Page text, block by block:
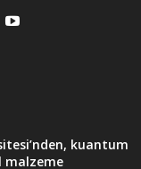
kuantum
malzeme